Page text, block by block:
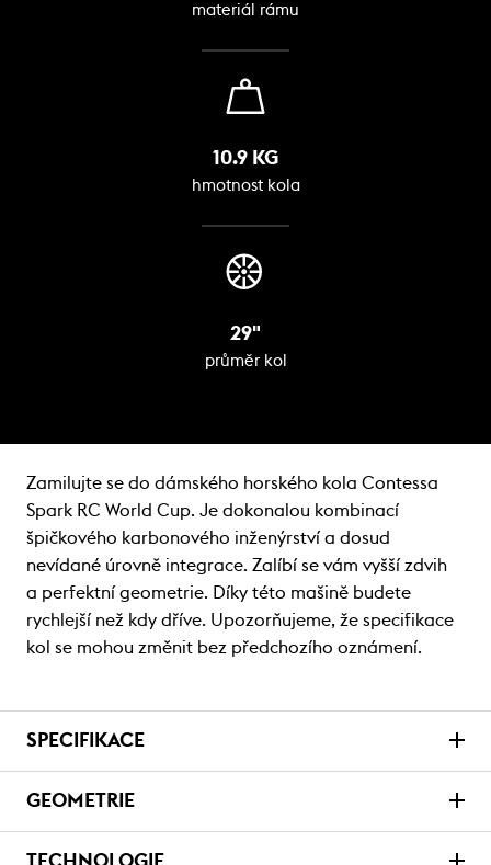
materiál rámu
10.9 KG
hmotnost kola
29"
průměr kol
Zamilujte se do dámského horského kola Contessa
Spark RC World Cup. Je dokonalou kombinací
špičkového karbonového inženýrství a dosud
nevídané úrovně integrace. Zalíbí se vám vyšší zdvih
a perfektní geometrie. Díky této mašině budete
rychlejší než kdy dříve. Upozorňujeme, že specifikace
kol se mohou změnit bez předchozího oznámení.
SPECIFIKACE
GEOMETRIE
TECHNOLOGIE